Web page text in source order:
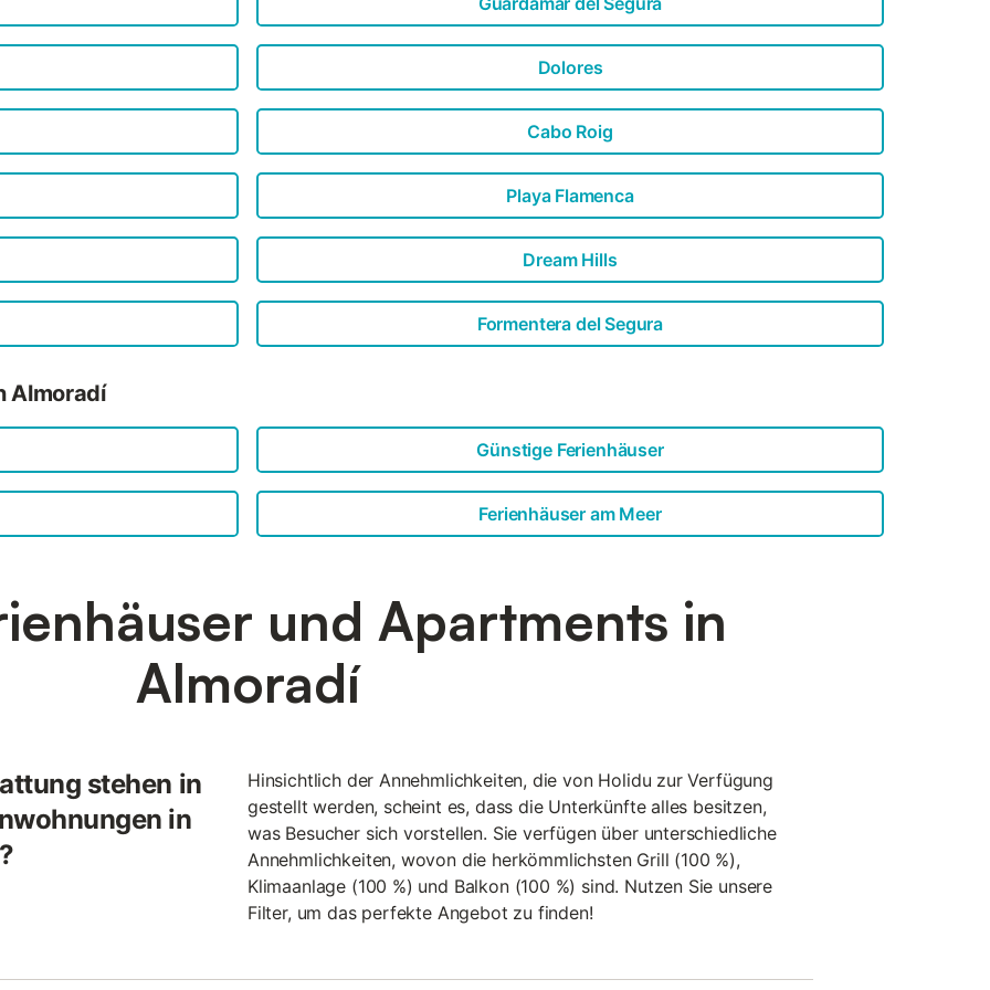
Dolores
Cabo Roig
Playa Flamenca
Dream Hills
Formentera del Segura
Almoradí
Günstige Ferienhäuser
Ferienhäuser am Meer
und Apartments in
Almoradí
stehen in
in
Hinsichtlich der Annehmlichkeiten, die von Holidu zur Verfügung
gestellt werden, scheint es, dass die Unterkünfte alles besitzen,
was Besucher sich vorstellen. Sie verfügen über unterschiedliche
Annehmlichkeiten, wovon die herkömmlichsten Grill (100 %),
Klimaanlage (100 %) und Balkon (100 %) sind. Nutzen Sie unsere
Filter, um das perfekte Angebot zu finden!